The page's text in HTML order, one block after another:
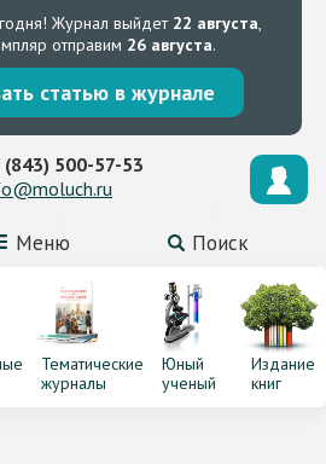
Журнал выйдет 22 августа,
отправим 26 августа.
статью в журнале
Меню Поиск
(843) 500-57-53
Тематические
журналы
Юный
ученый
Издание
книг